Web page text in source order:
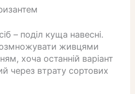
– поділ куща навесні.
живцями
хоча останній варіант
через втрату сортових